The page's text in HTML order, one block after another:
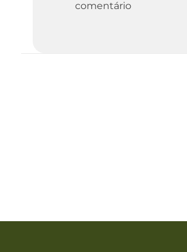
comentário